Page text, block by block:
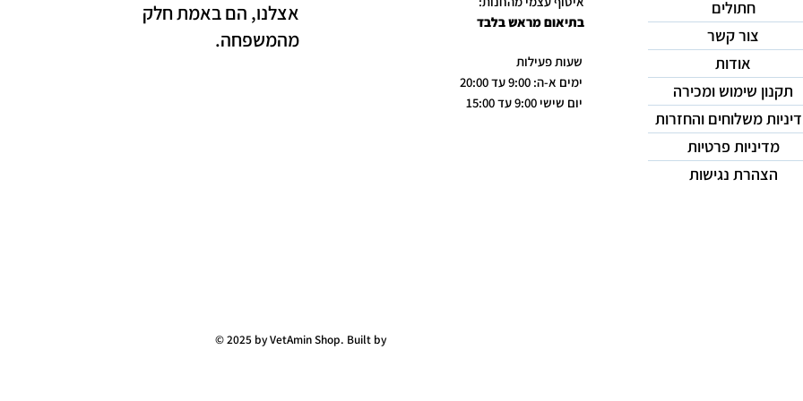
אצלנו, הם באמת חלק
מהמשפחה.
בתיאום מראש בלבד
שעות פעילות
ימים א-ה: 9:00 עד 20:00
יום שישי 9:00 עד 15:00
חתולים
צור קשר
אודות
תקנון שימוש ומכירה
משלוחים והחזרות
מדיניות פרטיות
הצהרת נגישות
© 2025 by VetAmin Shop. Built by